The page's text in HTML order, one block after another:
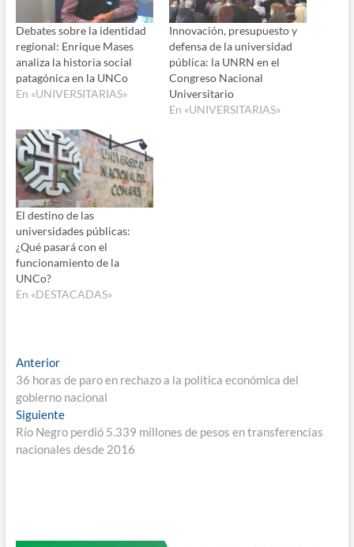
Debates sobre la identidad
regional: Enrique Mases
analiza la historia social
patagónica en la UNCo
En «UNIVERSITARIAS»
Innovación, presupuesto y
defensa de la universidad
pública: la UNRN en el
Congreso Nacional
Universitario
En «UNIVERSITARIAS»
El destino de las
universidades públicas:
¿Qué pasará con el
funcionamiento de la
UNCo?
En «DESTACADAS»
Navegación
de
entradas
AnteriorEntrada
anterior:
36 horas de paro en rechazo a la política económica del
gobierno nacional
SiguienteEntrada
siguiente:
Río Negro perdió 5.339 millones de pesos en transferencias
nacionales desde 2016